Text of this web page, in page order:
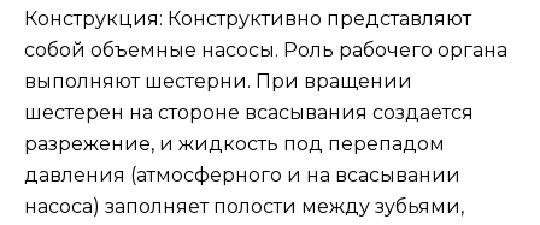
Конструкция: Конструктивно представляют
собой объемные насосы. Роль рабочего органа
выполняют шестерни. При вращении
шестерен на стороне всасывания создается
разрежение, и жидкость под перепадом
давления (атмосферного и на всасывании
насоса) заполняет полости между зубьями,